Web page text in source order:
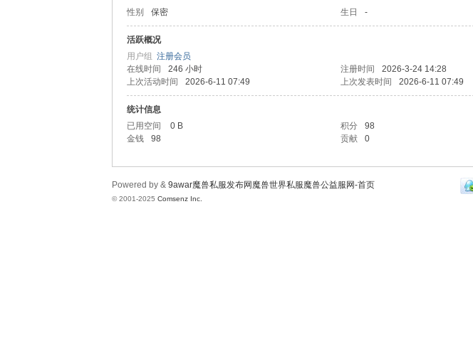
性别 保密 生日 -
活跃概况
用户组 注册会员
在线时间
246 小时 注册时间 2026-3-24 14:28
上次活动时间
2026-6-11 07:49 上次发表时间 2026-6-11 07:49
统计信息
已用空间
0 B 积分 98
金钱
98 贡献 0
Powered by & 9awar魔兽私服发布网魔兽世界私服魔兽公益服网-首页
© 2001-2025 Comsenz Inc.